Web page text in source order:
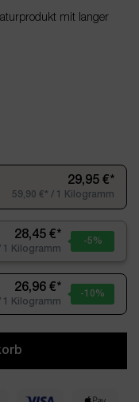
mit langer
29,95 €*
59,90 €* / 1 Kilogramm
28,45 €*
1 Kilogramm
-5%
26,96 €*
1 Kilogramm
-10%